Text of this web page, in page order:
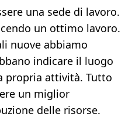
una sede di lavoro.
un ottimo lavoro.
nuove abbiamo
indicare il luogo
propria attività. Tutto
un miglior
delle risorse.